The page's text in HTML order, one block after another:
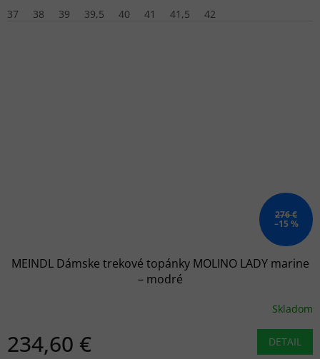
37
38 39 39,5 40 41 41,5 42
276 €
–15 %
MEINDL Dámske trekové topánky MOLINO LADY marine
– modré
Skladom
234,60 € DETAIL